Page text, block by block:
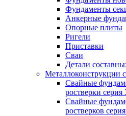
Фундаменты
Анкерные
Опорные плиты
Ригели
Приставки
Сваи
Детали
Металлоконструкции
Свайные
ростверки серия
Свайные
ростверков